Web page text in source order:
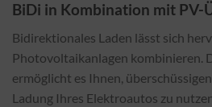
BiDi in Kombination mit PV-
Bidirektionales Laden lässt sich
Photovoltaikanlagen kombinieren.
ermöglicht es Ihnen,
Ladung Ihres Elektroautos zu